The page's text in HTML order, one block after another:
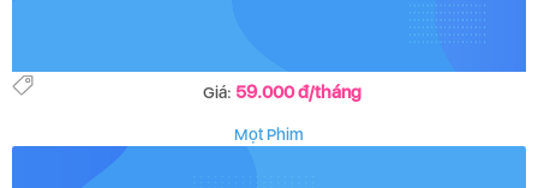
Giá: 59.000 đ/tháng
Mọt Phim